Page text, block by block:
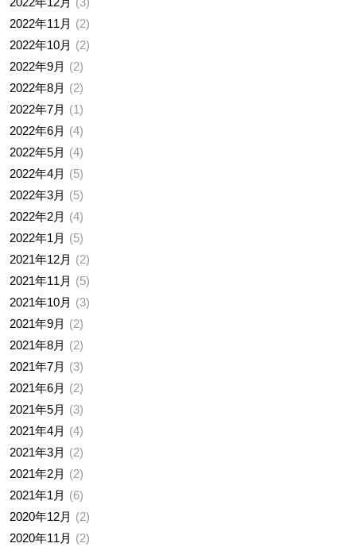
2022年11月
2
2022年10月
2
2022年9月
2
2022年8月
2
2022年7月
1
2022年6月
4
2022年5月
4
2022年4月
5
2022年3月
5
2022年2月
4
2022年1月
5
2021年12月
2
2021年11月
5
2021年10月
3
2021年9月
2
2021年8月
2
2021年7月
3
2021年6月
2
2021年5月
3
2021年4月
4
2021年3月
2
2021年2月
2
2021年1月
6
2020年12月
2
2020年11月
2